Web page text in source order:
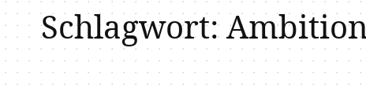
Schlagwort: